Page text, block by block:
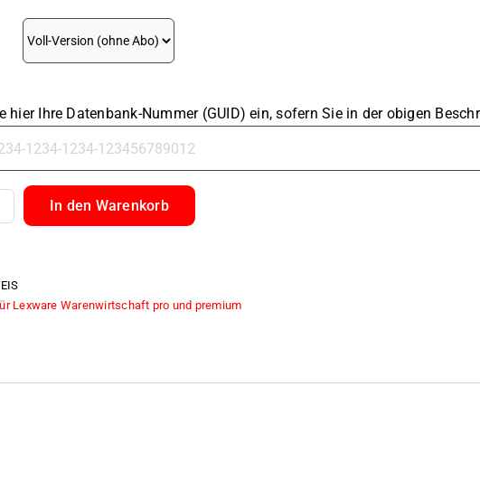
hier Ihre Datenbank-Nummer (GUID) ein, sofern Sie in der obigen
In den Warenkorb
Lexware Warenwirtschaft pro und premium